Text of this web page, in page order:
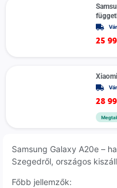
25
28
Samsung Galaxy A20e –
Szegedről, országos
Főbb jellemzők: